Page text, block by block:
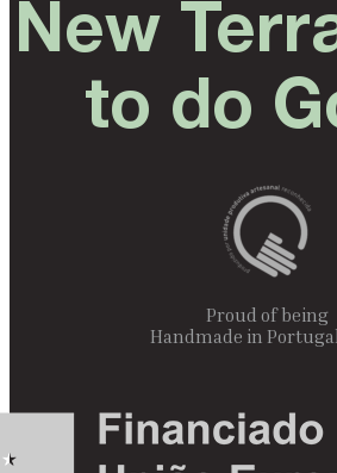
New
to do
Proud of being